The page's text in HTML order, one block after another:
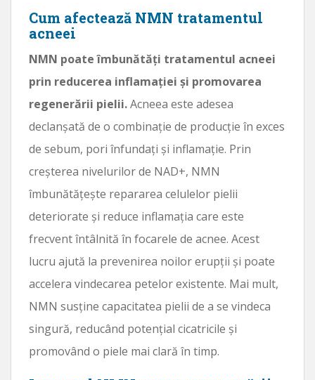
Cum afectează NMN tratamentul
acneei
NMN poate îmbunătăți tratamentul acneei
prin reducerea inflamației și promovarea
regenerării pielii.Acneea este adesea
declanșată de o combinație de producție în exces
de sebum, pori înfundați și inflamație. Prin
creșterea nivelurilor de NAD+, NMN
îmbunătățește repararea celulelor pielii
deteriorate și reduce inflamația care este
frecvent întâlnită în focarele de acnee. Acest
lucru ajută la prevenirea noilor erupții și poate
accelera vindecarea petelor existente. Mai mult,
NMN susține capacitatea pielii de a se vindeca
singură, reducând potențial cicatricile și
promovând o piele mai clară în timp.